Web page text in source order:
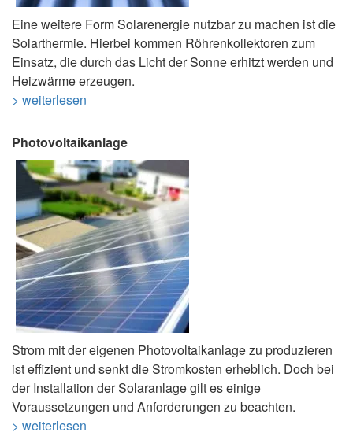
Eine weitere Form Solarenergie nutzbar zu machen ist die
Solarthermie. Hierbei kommen Röhrenkollektoren zum
Einsatz, die durch das Licht der Sonne erhitzt werden und
Heizwärme erzeugen.
> weiterlesen
Photovoltaikanlage
Strom mit der eigenen Photovoltaikanlage zu produzieren
ist effizient und senkt die Stromkosten erheblich. Doch bei
der Installation der Solaranlage gilt es einige
Voraussetzungen und Anforderungen zu beachten.
> weiterlesen